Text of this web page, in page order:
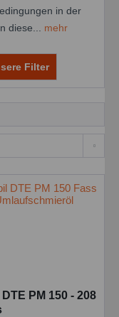
in der
diese... mehr
Filter
PM 150 - 208